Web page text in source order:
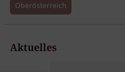
Oberösterreich
Aktuelles